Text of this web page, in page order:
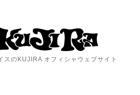
スのKUJIRA オフィシャウェブサイト